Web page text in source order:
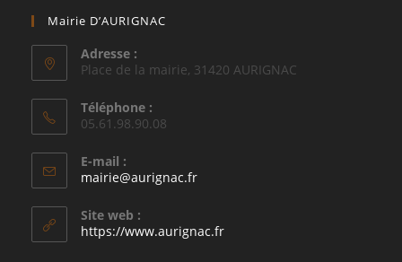
Mairie D’AURIGNAC
Adresse :
Place de la mairie, 31420 AURIGNAC
Téléphone :
05.61.98.90.08
E-mail :
mairie@aurignac.frS’ouvre
application
Site web :
https://www.aurignac.fr